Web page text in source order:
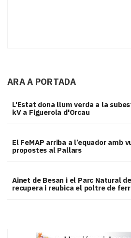
ARA A PORTADA
L'Estat dona llum verda a la
kV a Figuerola d'Orcau
El FeMAP arriba a l’equador amb
propostes al Pallars
Ainet de Besan i el Parc Natural
recupera i reubica el poltre de